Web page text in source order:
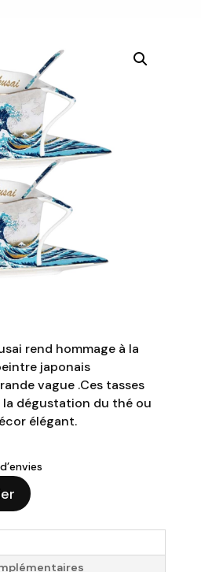
rend hommage à la
japonais
vague .Ces tasses
dégustation du thé ou
élégant.